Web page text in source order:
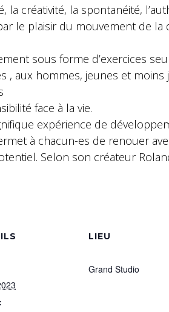
la créativité, la spontanéité,
le plaisir du mouvement de
sous forme d’exercices
, aux hommes, jeunes et
face à la vie.
expérience de
à chacun-es de renouer
Selon son créateur
LIEU
Grand Studio